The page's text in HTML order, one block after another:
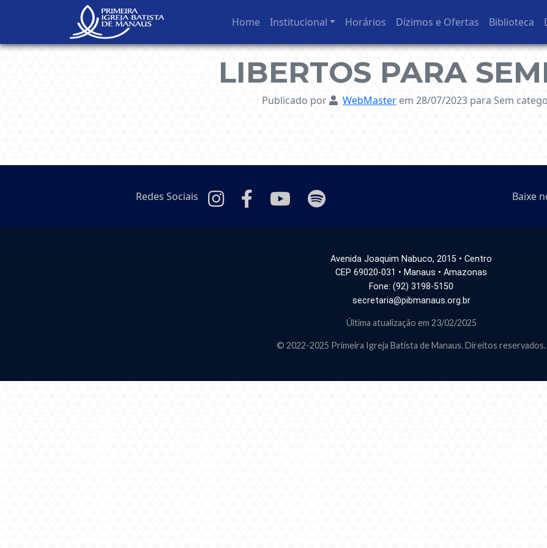
Home Institucional Horários Dízimos e Ofertas Biblioteca
NavBar Oculta
LIBERTOS PARA
Publicado por WebMaster em 28/07/2023 para Sem
Redes Sociais Baixe
Avenida Joaquim Nabuco, 2015 • Centro
CEP 69020-031 • Manaus • Amazonas
Fone: (92) 3198-5150
secretaria@pibmanaus.org.br
Última atualização em 23/02/2025
© 2022-2025 Primeira Igreja Batista de Manaus. Direitos reservados.